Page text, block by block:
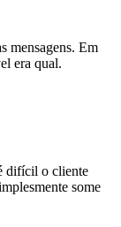
mensagens. Em
era qual.
difícil o cliente
some